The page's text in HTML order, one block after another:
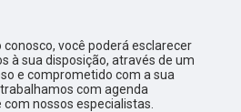
você poderá esclarecer
à sua disposição, através de um
e comprometido com a sua
com agenda
nossos especialistas.